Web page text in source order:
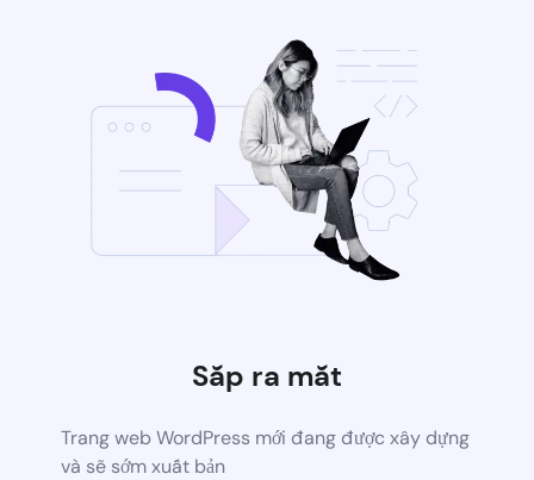
Sắp ra mắt
Trang web WordPress mới đang được xây dựng
và sẽ sớm xuất bản